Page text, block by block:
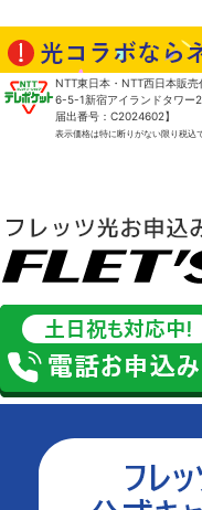
NTT東日本・NTT西日本販
6-5-1新宿アイランドタワ
届出番号：C2024602】
表示価格は特に断りがない限り税込で